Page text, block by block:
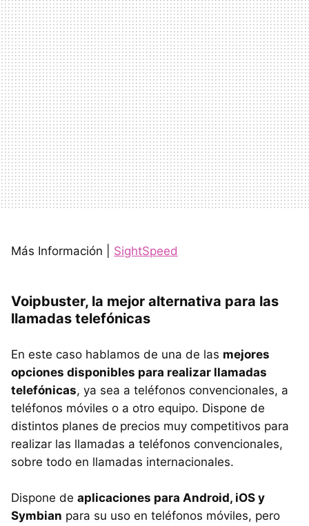
Más Información | SightSpeed
Voipbuster, la mejor alternativa para las
llamadas telefónicas
En este caso hablamos de una de las mejores
opciones disponibles para realizar llamadas
telefónicas, ya sea a teléfonos convencionales, a
teléfonos móviles o a otro equipo. Dispone de
distintos planes de precios muy competitivos para
realizar las llamadas a teléfonos convencionales,
sobre todo en llamadas internacionales.
Dispone de aplicaciones para Android, iOS y
Symbian para su uso en teléfonos móviles, pero